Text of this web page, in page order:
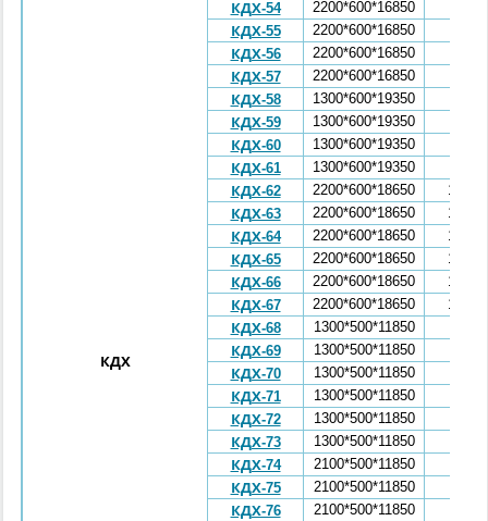
КДХ
КДХ-54
2200*600*16850
КДХ-55
2200*600*16850
КДХ-56
2200*600*16850
КДХ-57
2200*600*16850
КДХ-58
1300*600*19350
КДХ-59
1300*600*19350
КДХ-60
1300*600*19350
КДХ-61
1300*600*19350
КДХ-62
2200*600*18650
10,35
КДХ-63
2200*600*18650
10,35
КДХ-64
2200*600*18650
10,35
КДХ-65
2200*600*18650
10,35
КДХ-66
2200*600*18650
10,35
КДХ-67
2200*600*18650
10,35
КДХ-68
1300*500*11850
КДХ-69
1300*500*11850
КДХ-70
1300*500*11850
КДХ-71
1300*500*11850
КДХ-72
1300*500*11850
КДХ-73
1300*500*11850
КДХ-74
2100*500*11850
КДХ-75
2100*500*11850
КДХ-76
2100*500*11850